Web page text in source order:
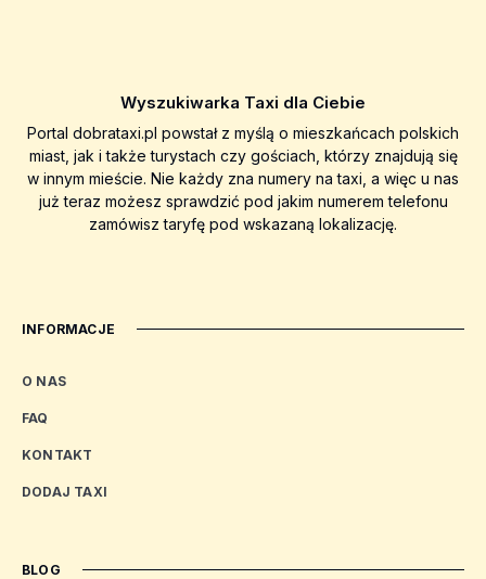
Wyszukiwarka Taxi dla Ciebie
Portal dobrataxi.pl powstał z myślą o mieszkańcach polskich
miast, jak i także turystach czy gościach, którzy znajdują się
w innym mieście. Nie każdy zna numery na taxi, a więc u nas
już teraz możesz sprawdzić pod jakim numerem telefonu
zamówisz taryfę pod wskazaną lokalizację.
INFORMACJE
O NAS
FAQ
KONTAKT
DODAJ TAXI
BLOG